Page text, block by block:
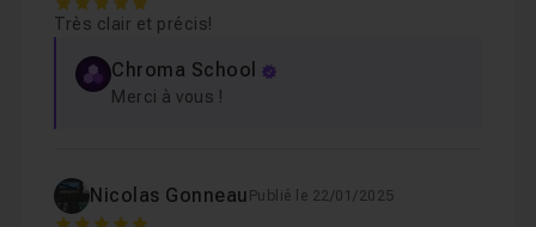
5
Très clair et précis!
Chroma School
Merci à vous !
Nicolas Gonneau Publié le 22/01/2025